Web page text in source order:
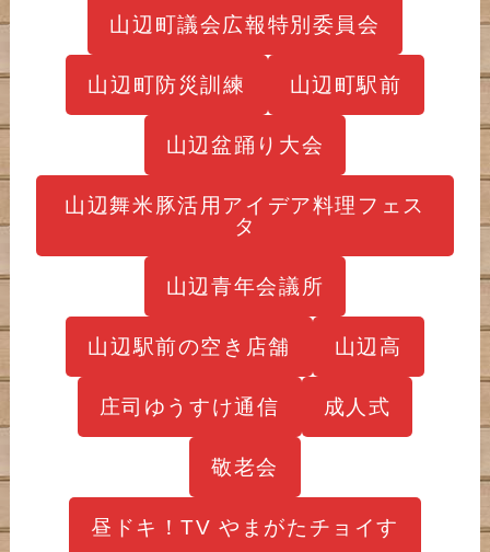
山辺町議会広報特別委員会
山辺町防災訓練 山辺町駅前
山辺盆踊り大会
山辺舞米豚活用アイデア料理フェス
タ
山辺青年会議所
山辺駅前の空き店舗 山辺高
庄司ゆうすけ通信 成人式
敬老会
昼ドキ！TV やまがたチョイす